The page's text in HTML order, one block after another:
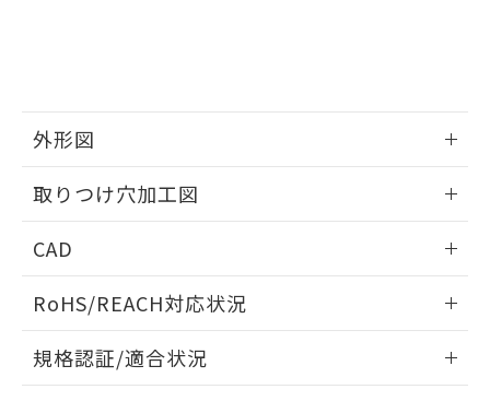
外形図
取りつけ穴加工図
CAD
ドすることができます。
ログイン/会員登録
RoHS/REACH対応状況
EU RoHS 注意事項・凡例
規格認証/適合状況
品・サービスに関するお客様との取
の共同利用に関して"
用者の範囲」に記載されている法人を
EU RoHS指令（10物質）の非含有証明書
51物質の非含有証明書（当社基準）
※本証明書は発行日時点で非含有を証明す
物質の対応では、対応完了までの期間は出
荷製品に未対応品が混在することから備考
欄に対応日を記載しておりました。
既に当社にて対応品への在庫切替を完了